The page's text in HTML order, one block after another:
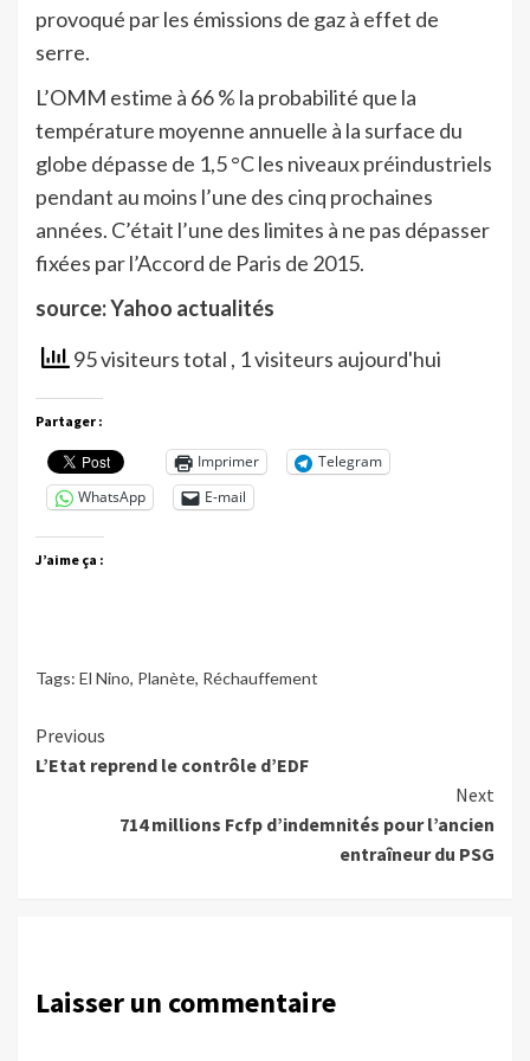
provoqué par les émissions de gaz à effet de
serre.
L’OMM estime à 66 % la probabilité que la
température moyenne annuelle à la surface du
globe dépasse de 1,5 °C les niveaux préindustriels
pendant au moins l’une des cinq prochaines
années. C’était l’une des limites à ne pas dépasser
fixées par l’Accord de Paris de 2015.
source: Yahoo actualités
95 visiteurs total , 1 visiteurs aujourd'hui
Partager :
Imprimer
Telegram
WhatsApp
E-mail
J’aime ça :
Tags: El Nino, Planète, Réchauffement
Continue
Reading
Previous
L’Etat reprend le contrôle d’EDF
Next
714 millions Fcfp d’indemnités pour l’ancien
entraîneur du PSG
Laisser un commentaire